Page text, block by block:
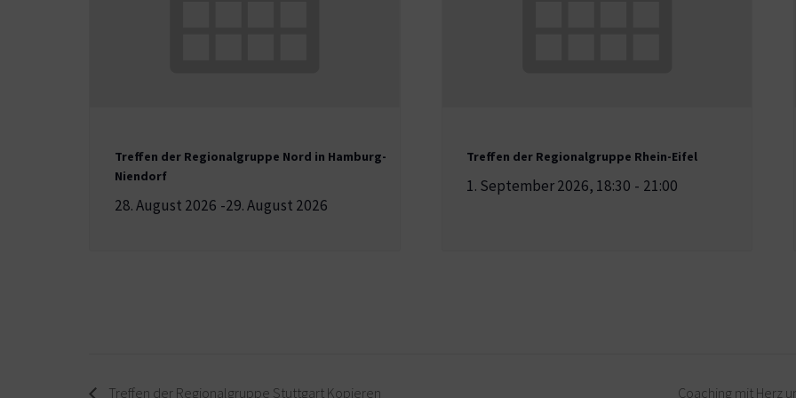
Treffen der Regionalgruppe Nord in Hamburg-
Niendorf
28. August 2026 -29. August 2026
Treffen der Regionalgruppe Rhein-Eifel
1. September 2026, 18:30 - 21:00
Treffen der Regionalgruppe Stuttgart Kopieren Coaching mit Herz